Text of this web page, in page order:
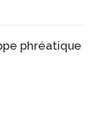
phréatique